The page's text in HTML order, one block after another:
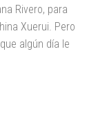
Rivero, para
Xuerui. Pero
algún día le